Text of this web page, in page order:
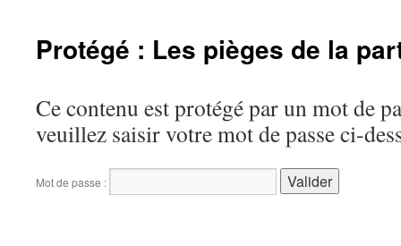
Protégé : Les pièges de la
Ce contenu est protégé par un mot de
veuillez saisir votre mot de passe ci-
Mot de passe :